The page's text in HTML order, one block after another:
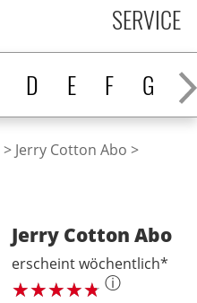
D E F G H
SERVICE
Jerry Cotton Abo
Jerry Cotton Abo
erscheint wöchentlich*
ⓘ